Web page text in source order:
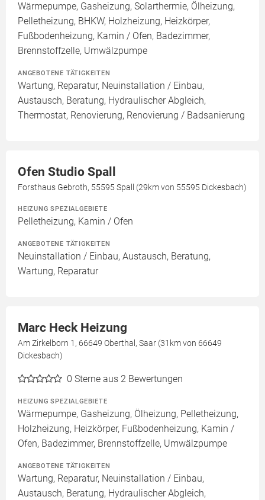
Wärmepumpe, Gasheizung, Solarthermie, Ölheizung,
Pelletheizung, BHKW, Holzheizung, Heizkörper,
Fußbodenheizung, Kamin / Ofen, Badezimmer,
Brennstoffzelle, Umwälzpumpe
ANGEBOTENE TÄTIGKEITEN
Wartung, Reparatur, Neuinstallation / Einbau,
Austausch, Beratung, Hydraulischer Abgleich,
Thermostat, Renovierung, Renovierung / Badsanierung
Ofen Studio Spall
Forsthaus Gebroth, 55595 Spall (29km von 55595 Dickesbach)
HEIZUNG SPEZIALGEBIETE
Pelletheizung, Kamin / Ofen
ANGEBOTENE TÄTIGKEITEN
Neuinstallation / Einbau, Austausch, Beratung,
Wartung, Reparatur
Marc Heck Heizung
Am Zirkelborn 1, 66649 Oberthal, Saar (31km von 66649
Dickesbach)
0 Sterne aus 2 Bewertungen
HEIZUNG SPEZIALGEBIETE
Wärmepumpe, Gasheizung, Ölheizung, Pelletheizung,
Holzheizung, Heizkörper, Fußbodenheizung, Kamin /
Ofen, Badezimmer, Brennstoffzelle, Umwälzpumpe
ANGEBOTENE TÄTIGKEITEN
Wartung, Reparatur, Neuinstallation / Einbau,
Austausch, Beratung, Hydraulischer Abgleich,